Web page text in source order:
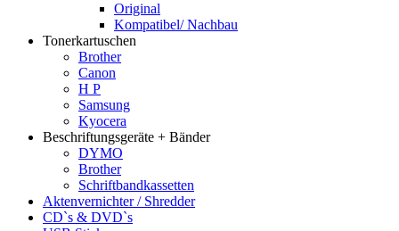
Original
Kompatibel/ Nachbau
Tonerkartuschen
Brother
Canon
H P
Samsung
Kyocera
Beschriftungsgeräte + Bänder
DYMO
Brother
Schriftbandkassetten
Aktenvernichter / Shredder
CD`s & DVD`s